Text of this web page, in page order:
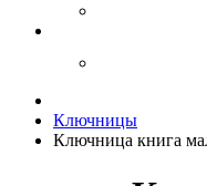
Ключницы
Ключница книга